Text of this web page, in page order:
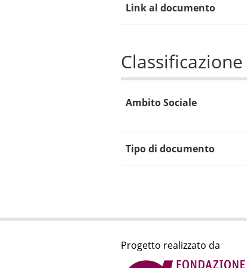
Link al documento
Classificazione
Ambito Sociale
Tipo di documento
Progetto realizzato da